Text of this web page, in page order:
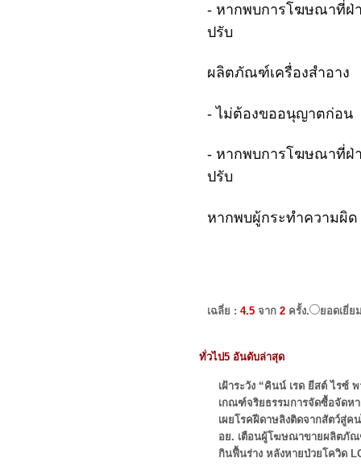
- หากพบการโฆษณาที่ฝ่
ปรับ
ผลิตภัณฑ์เครื่องสำอาง
- ไม่ต้องขออนุญาตก่อน
- หากพบการโฆษณาที่ฝ่
ปรับ
หากพบผู้กระทำความผิ
เฉลี่ย : 4.5 จาก 2 ครั้ง. ยอดเยี่ย
ทั่วไป5 อันดับล่าสุด
เฝ้าระวัง “คินน์ เรด ยีสต์ ไรซ์
เกณฑ์จริยธรรมการจัดซื้อจัดห
เผยโรคฝีดาษลิงติดจากสัตว์สู่ค
อย. เตือนผู้โฆษณาขายผลิตภั
กินฟื้นร่าง หลังหายป่วยโควิด